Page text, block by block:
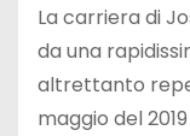
La carriera di
da una
altrettanto
maggio del